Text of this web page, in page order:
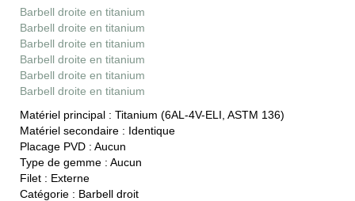
Barbell droite en titanium
Barbell droite en titanium
Barbell droite en titanium
Barbell droite en titanium
Barbell droite en titanium
Barbell droite en titanium
Matériel principal : Titanium (6AL-4V-ELI, ASTM 136)
Matériel secondaire : Identique
Placage PVD : Aucun
Type de gemme : Aucun
Filet : Externe
Catégorie : Barbell droit